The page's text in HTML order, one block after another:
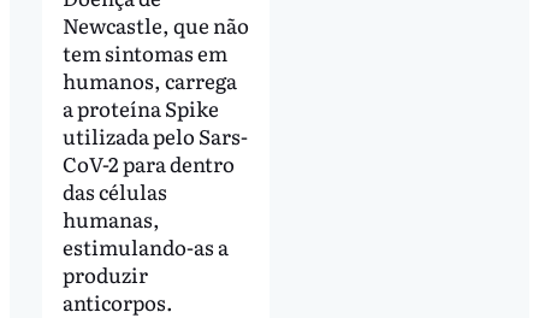
Newcastle, que não
tem sintomas em
humanos, carrega
a proteína Spike
utilizada pelo Sars-
CoV-2 para dentro
das células
humanas,
estimulando-as a
produzir
anticorpos.